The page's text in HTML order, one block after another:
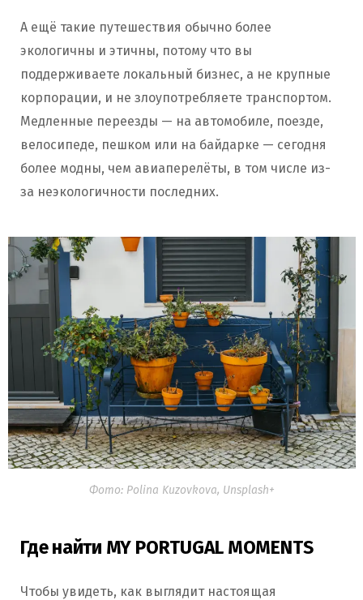
А ещё такие путешествия обычно более
экологичны и этичны, потому что вы
поддерживаете локальный бизнес, а не крупные
корпорации, и не злоупотребляете транспортом.
Медленные переезды — на автомобиле, поезде,
велосипеде, пешком или на байдарке — сегодня
более модны, чем авиаперелёты, в том числе из-
за неэкологичности последних.
Фото: Polina Kuzovkova, Unsplash+
Где найти MY PORTUGAL MOMENTS
Чтобы увидеть, как выглядит настоящая